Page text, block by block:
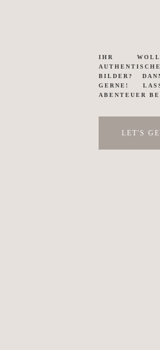
IHR
BILDER?
GERNE!
ABENTEUER
LET'S